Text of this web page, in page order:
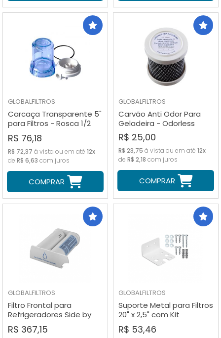
GLOBALFILTROS
Carcaça Transparente 5"
para Filtros - Rosca 1/2
(Sem Refil)
R$ 76,18
R$ 72,37 à vista ou em até 12x
de R$ 6,63 com juros
COMPRAR
GLOBALFILTROS
Carvão Anti Odor Para
Geladeira - Odorless
R$ 25,00
R$ 23,75 à vista ou em até 12x
de R$ 2,18 com juros
COMPRAR
GLOBALFILTROS
Filtro Frontal para
Refrigeradores Side by
Side Electrolux
R$ 367,15
GLOBALFILTROS
Suporte Metal para Filtros
20" x 2,5" com Kit
Parafusos
R$ 53,46